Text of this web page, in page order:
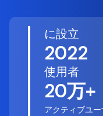
に設立
2022
使用者
20万+
アクティブユ